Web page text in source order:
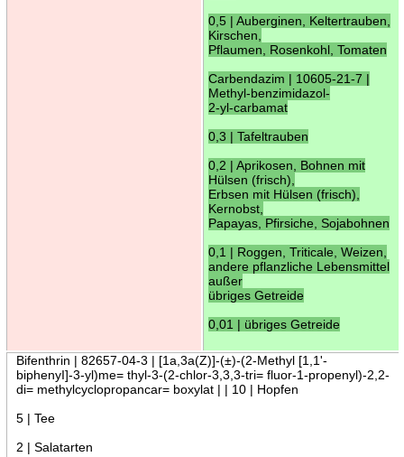
0,5 | Auberginen, Keltertrauben,
Kirschen,
Pflaumen, Rosenkohl, Tomaten
Carbendazim | 10605-21-7 |
Methyl-benzimidazol-
2-yl-carbamat
0,3 | Tafeltrauben
0,2 | Aprikosen, Bohnen mit
Hülsen (frisch),
Erbsen mit Hülsen (frisch),
Kernobst,
Papayas, Pfirsiche, Sojabohnen
0,1 | Roggen, Triticale, Weizen,
andere pflanzliche Lebensmittel
außer
übriges Getreide
0,01 | übriges Getreide
Bifenthrin | 82657-04-3 | [1a,3a(Z)]-(±)-(2-Methyl [1,1'-
biphenyI]-3-yl)me= thyl-3-(2-chlor-3,3,3-tri= fluor-1-propenyl)-2,2-
di= methylcyclopropancar= boxylat | | 10 | Hopfen
5 | Tee
2 | Salatarten